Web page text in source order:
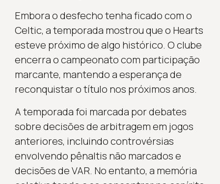
Embora o desfecho tenha ficado com o
Celtic, a temporada mostrou que o Hearts
esteve próximo de algo histórico. O clube
encerra o campeonato com participação
marcante, mantendo a esperança de
reconquistar o título nos próximos anos.
A temporada foi marcada por debates
sobre decisões de arbitragem em jogos
anteriores, incluindo controvérsias
envolvendo pênaltis não marcados e
decisões de VAR. No entanto, a memória